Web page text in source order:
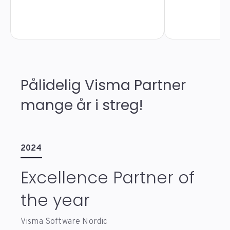
Pålidelig Visma Partner
mange år i streg!
2024
Excellence Partner of
the year
Visma Software Nordic